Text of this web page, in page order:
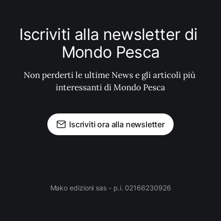
Iscriviti alla newsletter di
Mondo Pesca
Non perderti le ultime News e gli articoli più
interessanti di Mondo Pesca
Iscriviti ora alla newsletter
Mako edizioni sas - p.i. 02166230926